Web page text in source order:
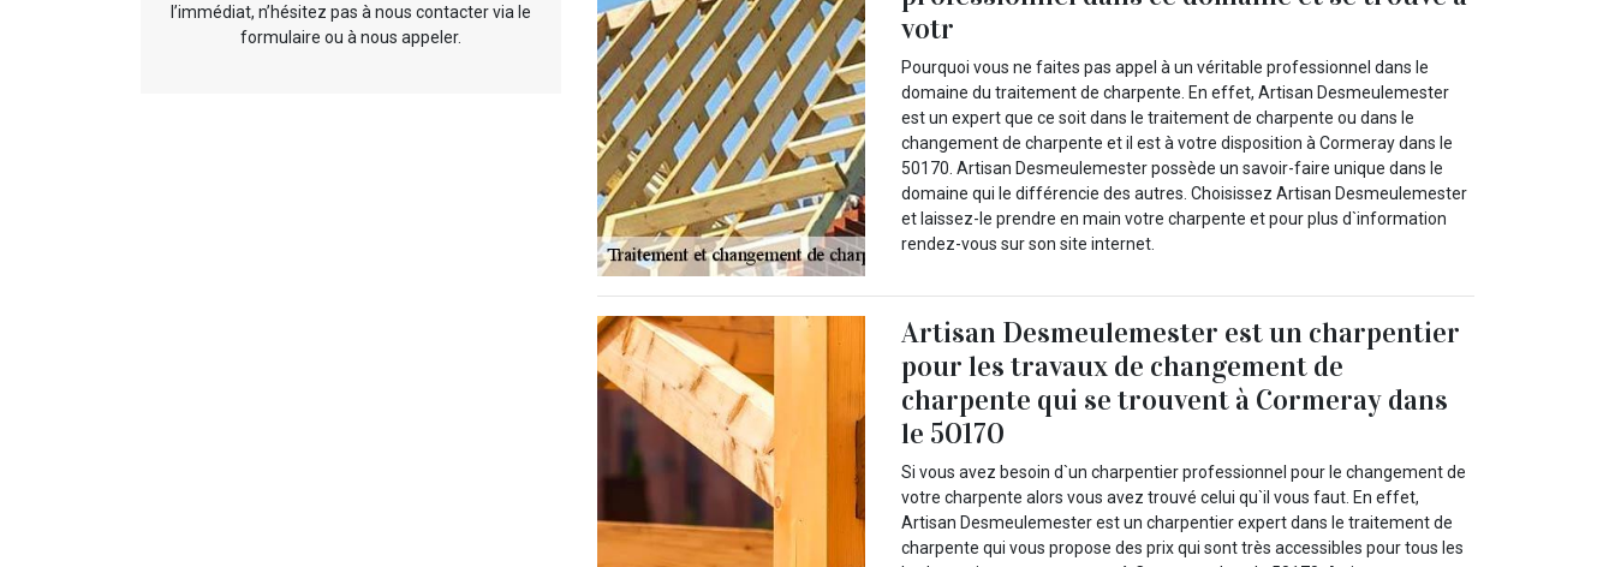
l’immédiat, n’hésitez pas à nous contacter via le
formulaire ou à nous appeler.
votr
Pourquoi vous ne faites pas appel à un véritable professionnel dans le
domaine du traitement de charpente. En effet, Artisan Desmeulemester
est un expert que ce soit dans le traitement de charpente ou dans le
changement de charpente et il est à votre disposition à Cormeray dans le
50170. Artisan Desmeulemester possède un savoir-faire unique dans le
domaine qui le différencie des autres. Choisissez Artisan Desmeulemester
et laissez-le prendre en main votre charpente et pour plus d`information
rendez-vous sur son site internet.
Artisan Desmeulemester est un charpentier
pour les travaux de changement de
charpente qui se trouvent à Cormeray dans
le 50170
Si vous avez besoin d`un charpentier professionnel pour le changement de
votre charpente alors vous avez trouvé celui qu`il vous faut. En effet,
Artisan Desmeulemester est un charpentier expert dans le traitement de
charpente qui vous propose des prix qui sont très accessibles pour tous les